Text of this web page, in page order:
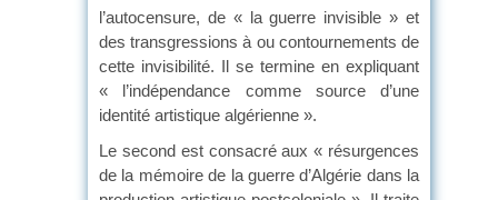
l’autocensure, de « la guerre invisible » et
des transgressions à ou contournements de
cette invisibilité. Il se termine en expliquant
« l’indépendance comme source d’une
identité artistique algérienne ».
Le second est consacré aux « résurgences
de la mémoire de la guerre d’Algérie dans la